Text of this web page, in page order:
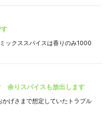
ックススパイスは香りのみ1000
余りスパイスも放出します
げさまで想定していたトラブル